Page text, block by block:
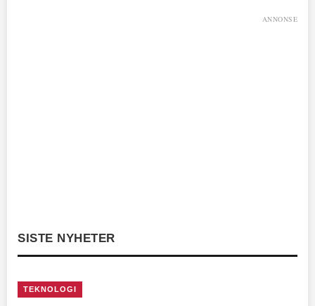
ANNONSE
SISTE NYHETER
TEKNOLOGI